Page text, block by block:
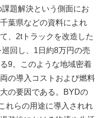
題解決という側面にお
葉県などの資料によれ
、2tトラックを改造した
回し、1日約8万円の売
9。このような地域密着
の導入コストおよび燃料
の要因である。BYDの
れらの用途に導入されれ